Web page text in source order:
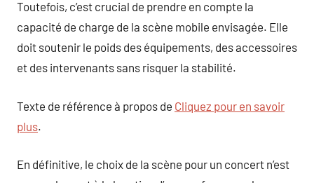
Toutefois, c’est crucial de prendre en compte la
capacité de charge de la scène mobile envisagée. Elle
doit soutenir le poids des équipements, des accessoires
et des intervenants sans risquer la stabilité.
Texte de référence à propos de Cliquez pour en savoir
plus.
En définitive, le choix de la scène pour un concert n’est